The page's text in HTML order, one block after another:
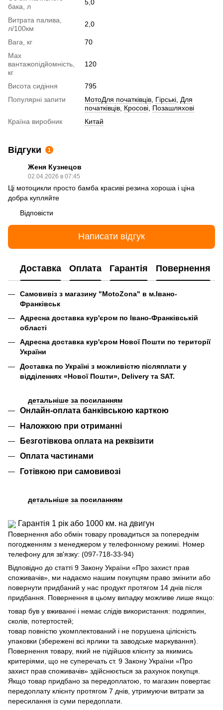
бака, л
5,0
Витрата палива,
л/100км
2,0
Вага, кг
70
Max
вантажопідйомність,
кг
120
Висота сидіння
795
Популярні запити
МотоДля початківців Гірські Для
початківців Кросові Позашляхові
Країна виробник
Китай
Відгуки 1
Женя Кузнецов
02.04.2026 в 07:45
Ці мотоцикли просто бамба красиві резина хороша і ціна
добра купляйте
Відповісти
Написати відгук
Доставка Оплата Гарантія Повернення
Самовивіз з магазину "MotoZona" в м.Івано-
Франківськ
Адресна доставка кур'єром по Івано-Франківській
області
Адресна доставка кур'єром Нової Пошти по території
України
Доставка по Україні з можливістю післяплати у
відділеннях «Нової Пошти», Delivery та SAT.
детальніше за посиланням
Онлайн-оплата банківською карткою
Наложкою при отриманні
Безготівкова оплата на реквізити
Оплата частинами
Готівкою при самовивозі
детальніше за посиланням
Гарантія 1 рік або 1000 км. на двигун
Повернення або обмін товару провадиться за попереднім
погодженням з менеджером у телефонному режимі. Номер
телефону для зв'язку: (097-718-33-94)
Відповідно до статті 9 Закону України «Про захист прав
споживачів», ми надаємо нашим покупцям право змінити або
повернути придбаний у нас продукт протягом 14 днів після
придбання. Повернення в цьому випадку можливе лише якщо:
товар був у вживанні і немає слідів використання: подряпин,
сколів, потертостей;
товар повністю укомплектований і не порушена цілісність
упаковки (збережені всі ярлики та заводське маркування).
Повернення товару, який не підійшов клієнту за якимись
критеріями, що не суперечать ст. 9 Закону України «Про
захист прав споживачів» здійснюється за рахунок покупця.
Якщо товар придбано за передоплатою, то магазин повертає
передоплату клієнту протягом 7 днів, утримуючи витрати за
пересилання із суми передоплати.